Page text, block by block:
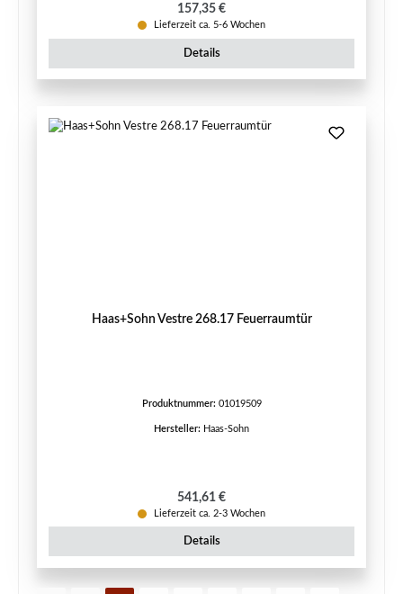
Regulärer Preis:
157,35 €
Lieferzeit ca. 5-6 Wochen
Details
Haas+Sohn Vestre 268.17 Feuerraumtür
Produktnummer: 01019509
Hersteller: Haas-Sohn
Regulärer Preis:
541,61 €
Lieferzeit ca. 2-3 Wochen
Details